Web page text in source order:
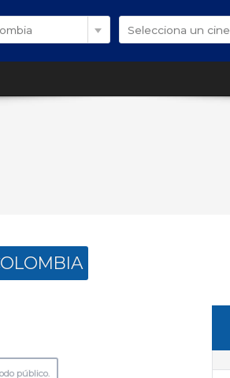
Selecciona un cine
público.